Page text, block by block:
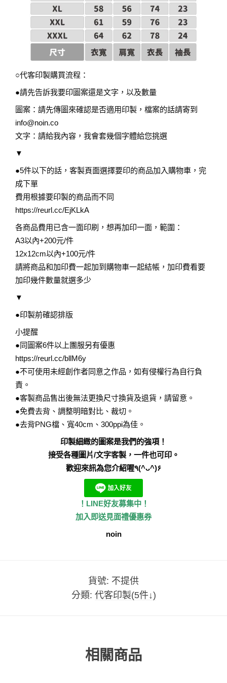
○代客印製購買流程：
●請先告訴我要印圖案還是文字，以及數量
圖案：請先傳圖來確認是否適用印製，檔案的話請寄到
info@noin.co
文字：請給我內容，我會套幾個字體給您挑選
▼
●5件以下的話，客製頁面選擇要印的商品加入購物車，完
成下單
費用根據要印製的商品而不同
https://reurl.cc/EjKLkA
各商品費用已含一面印刷，想再加印一面，範圍：
A3以內+200元/件
12x12cm以內+100元/件
請將商品和加印費一起加到購物車一起結帳，加印費看要
加印幾件數量就選多少
▼
●印製前確認排版
小提醒
●同圖案6件以上團服另有優惠
https://reurl.cc/bllM6y
●不可使用未經創作者同意之作品，如有侵權行為自行負
責。
●客製商品售出後無法更換尺寸換貨及退貨，請留意。
●免費去背、調整明暗對比、裁切。
●去背PNG檔、寬40cm、300ppi為佳。
印製細緻的圖案是我們的強項！
接受各種圖片/文字客製，一件也可印。
歡迎來訊為您介紹喔٩(^ᴗ^)۶
！LINE好友募集中！
加入即送見面禮優惠券
noin
貨號: 不提供
分類: 代客印製(5件↓)
相關商品